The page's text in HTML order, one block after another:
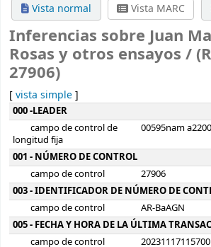
Vista normal
Vista MARC
Inferencias sobre Juan
Rosas y otros ensayos /
27906)
[vista simple]
Detalles MARC
000 -LEADER
campo de control de
longitud fija
00595nam
001 - NÚMERO DE CONTROL
campo de control
27906
003 - IDENTIFICADOR DE NÚMERO DE
campo de control
AR-BaAGN
005 - FECHA Y HORA DE LA ÚLTIMA
campo de control